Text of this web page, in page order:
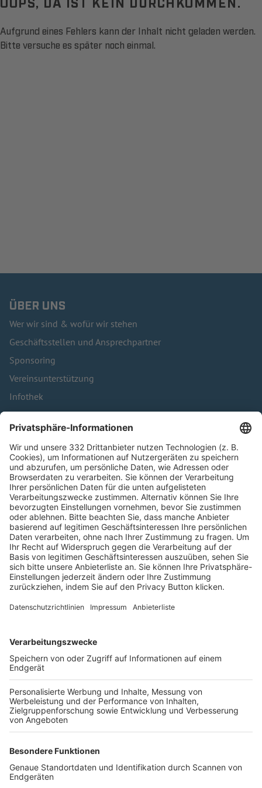
Aufgrund eines Fehlers kann der Inhalt nicht geladen werden.
Bitte versuche es später noch einmal.
ÜBER UNS
Wer wir sind & wofür wir stehen
Geschäftsstellen und Ansprechpartner
Sponsoring
Vereinsunterstützung
Infothek
Kontakt
HÄUFIG BESUCHTE SEITEN
Pässe und Vereinswechsel
Trainerausbildung
Schulungsangebot Vereinsmitarbeiter
BFV-Geschäftsstellen
Trainerbörse
Login SpielPlus
FOLGE DEM BFV
TOP-VEREINE
TOP-PARTNER